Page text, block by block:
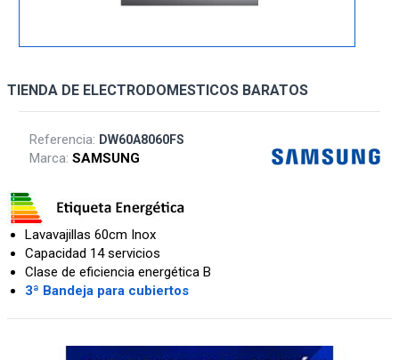
TIENDA DE ELECTRODOMESTICOS BARATOS
Referencia: DW60A8060FS
Marca:SAMSUNG
Lavavajillas 60cm Inox
Capacidad 14 servicios
Clase de eficiencia energética B
3ª Bandeja para cubiertos